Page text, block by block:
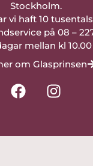
Stockholm.
vi haft 10
på 08 –
mellan kl 10.00
om Glasprinsen
F
a
I
n